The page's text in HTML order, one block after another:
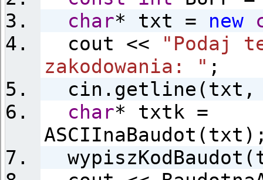
char* txt = new
cout <<
"Podaj
zakodowania: " ;
cin.getline(txt,
char* txtk =